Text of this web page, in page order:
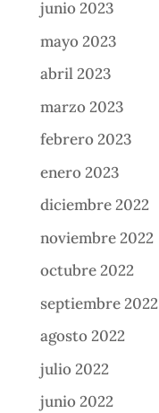
junio 2023
mayo 2023
abril 2023
marzo 2023
febrero 2023
enero 2023
diciembre 2022
noviembre 2022
octubre 2022
septiembre 2022
agosto 2022
julio 2022
junio 2022